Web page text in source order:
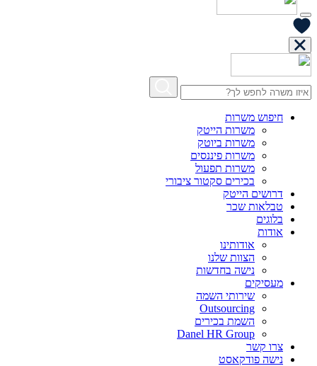
חיפוש משרות
משרות הייטק
משרות ביוטק
משרות פיננסים
משרות תפעול
בכירים סקטור ציבורי
דרושים הייטק
טבלאות שכר
בלוגים
אודות
אודותינו
הצוות שלנו
נישה בחדשות
מעסיקים
שירותי השמה
Outsourcing
השמת בכירים
Danel HR Group
צרו קשר
נישה פודקאסט